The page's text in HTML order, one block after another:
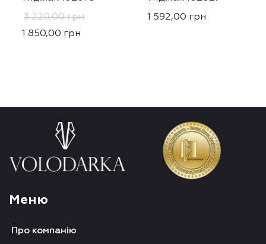
3 220,00грн
1 850,00 грн
1 592,00 грн
Меню
Про компанію